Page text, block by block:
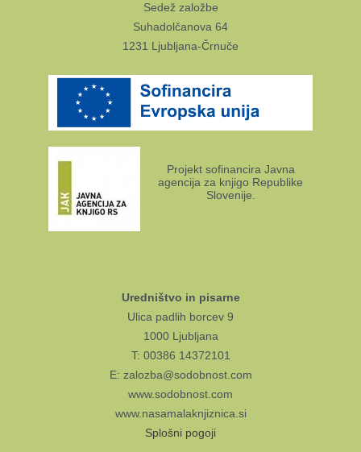
Sedež založbe
Suhadolčanova 64
1231 Ljubljana-Črnuče
Projekt sofinancira Javna
agencija za knjigo Republike
Slovenije.
Uredništvo in pisarne
Ulica padlih borcev 9
1000 Ljubljana
T: 00386 14372101
E: zalozba@sodobnost.com
www.sodobnost.com
www.nasamalaknjiznica.si
Splošni pogoji